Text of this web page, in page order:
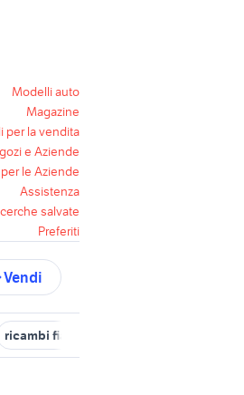
Modelli auto
Magazine
per la vendita
e Aziende
le Aziende
Assistenza
salvate
Preferiti
Vendi
ricambi fiat qubo